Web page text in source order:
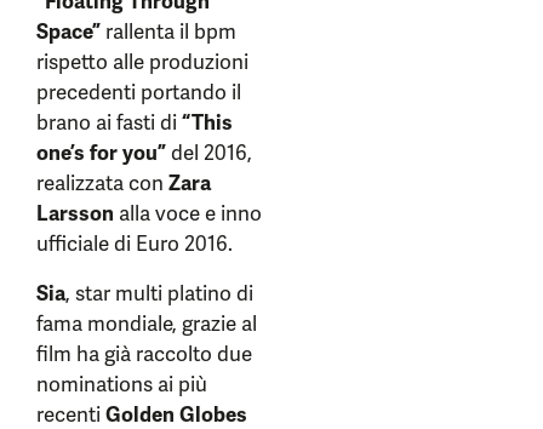
Space” rallenta il bpm
rispetto alle produzioni
precedenti portando il
brano ai fasti di“This
one’s for you”del 2016,
realizzata con Zara
Larsson alla voce e inno
ufficiale di Euro 2016.
Sia, star multi platino di
fama mondiale, grazie al
film ha già raccolto due
nominations ai più
recentiGolden Globes